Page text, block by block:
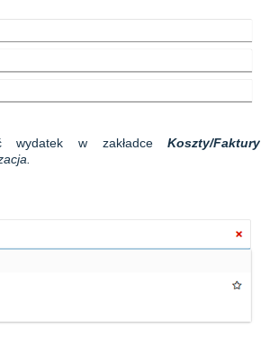
wydatek w zakładceKoszty/Faktury